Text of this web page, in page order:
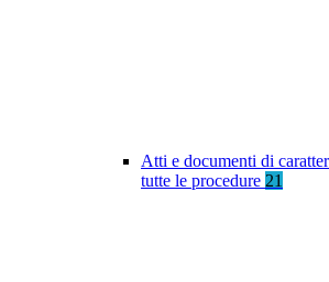
Atti e documenti di
tutte le procedure 21